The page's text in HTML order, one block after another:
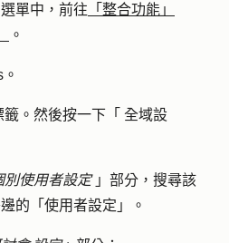
單中，前往 「整合功能」
。
。
籤。然後按一下「 全域設
別使用者設定」部分，搜尋該
的「 使用者設定 」。